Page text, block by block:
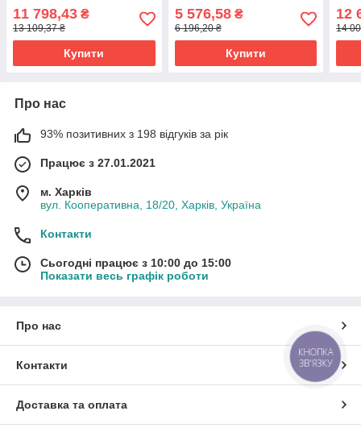
11 798,43 ₴
13 109,37 ₴
Купити
5 576,58₴
6 196,20 ₴
Купити
12
14
Про нас
93% позитивних з 198 відгуків за рік
Працює з 27.01.2021
м. Харків
вул. Кооперативна, 18/20, Харків, Україна
Контакти
Сьогодні працює з 10:00 до 15:00
Показати весь графік роботи
Про нас
Контакти
Доставка та оплата
КНОПКА
ЗВ'ЯЗКУ